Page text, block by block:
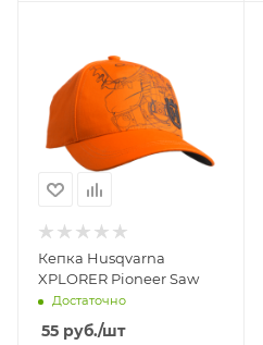
Кепка Husqvarna
XPLORER Pioneer Saw
Достаточно
55 руб./шт